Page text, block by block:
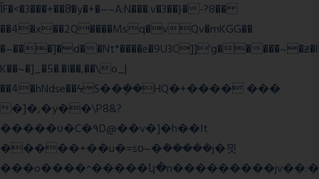
ĬF�<�3���+��8ͣ�y�+�~~A:N���.v�3��}�-?8��
��4�x��2Q����Msq�vQv�mKGG��
�~���]�d��Nt*����e�9U3C]]'g�����~�ƶ�l
K��~�]_�5�.�I��,��\o_|
��4�hNdse��ϟS��ܷ��HQ�+���� ���
�]�,�y��\P8&?
�����ʋ�C�۹D@��v�]�h��It
�����+��u�=sο~�ܿ�����j�믯
���o����^�����կ�n���������jv��:�